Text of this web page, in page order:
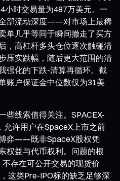
小时交易量为487万美元。一
部流动深度——对市场上最稀
单几乎等同于瞬间撤走了买方
，高杠杆多头仓位逐次触碰清
压实跌幅，随后更大范围的清
强化的下跌-清算再循环。截
账户保证金中位数仅为31美
些线索值得关注。SPACEX-
允许用户在SpaceX上市之前
弈——既非SpaceX股权凭
权益与代币权利。问题的根
存在可公开交易的现货价
这类Pre-IPO标的缺乏足够深